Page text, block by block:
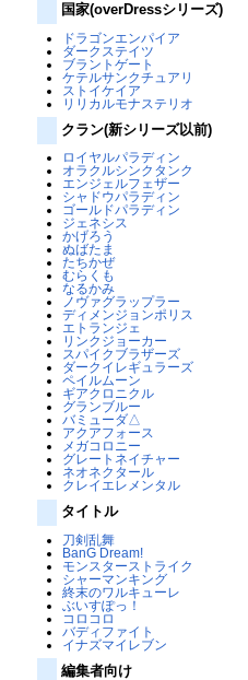
国家(overDressシリーズ)
ドラゴンエンパイア
ダークステイツ
ブラントゲート
ケテルサンクチュアリ
ストイケイア
リリカルモナステリオ
クラン(新シリーズ以前)
ロイヤルパラディン
オラクルシンクタンク
エンジェルフェザー
シャドウパラディン
ゴールドパラディン
ジェネシス
かげろう
ぬばたま
たちかぜ
むらくも
なるかみ
ノヴァグラップラー
ディメンジョンポリス
エトランジェ
リンクジョーカー
スパイクブラザーズ
ダークイレギュラーズ
ペイルムーン
ギアクロニクル
グランブルー
バミューダ△
アクアフォース
メガコロニー
グレートネイチャー
ネオネクタール
クレイエレメンタル
タイトル
刀剣乱舞
BanG Dream!
モンスターストライク
シャーマンキング
終末のワルキューレ
ぶいすぽっ！
コロコロ
バディファイト
イナズマイレブン
編集者向け